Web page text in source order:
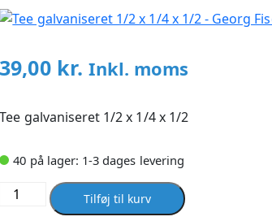
39,00 kr. Inkl. moms
Tee galvaniseret 1/2 x 1/4 x 1/2
40 på lager: 1-3 dages levering
Tee
galvaniseret
Tilføj til kurv